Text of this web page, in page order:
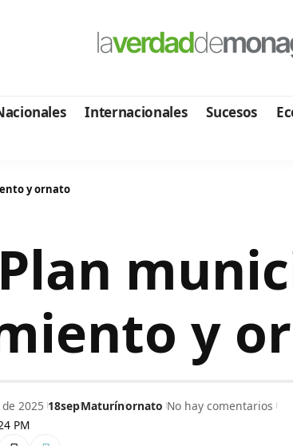
Internacionales Sucesos
y ornato
y
PM
2025 18sepMaturínornato No hay comentarios